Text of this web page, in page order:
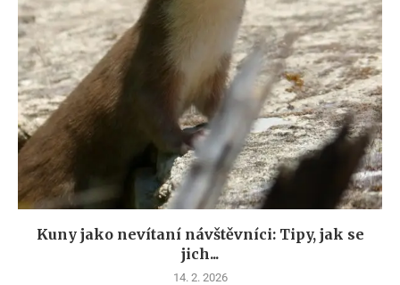
Kuny jako nevítaní návštěvníci: Tipy, jak se
jich...
14. 2. 2026